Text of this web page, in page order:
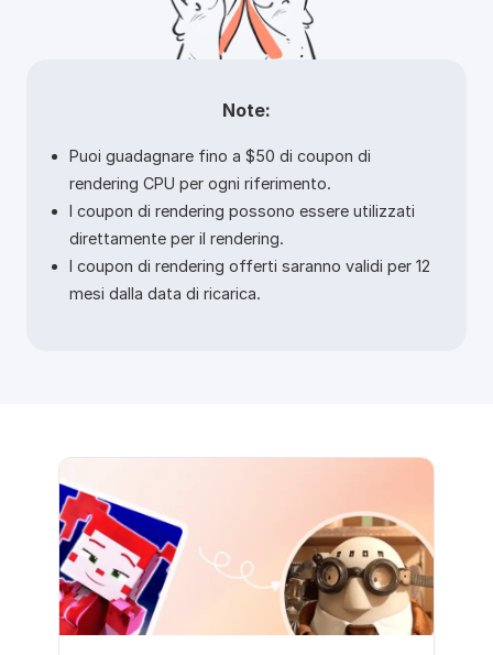
Note:
Puoi guadagnare fino a $50 di coupon di
rendering CPU per ogni riferimento.
I coupon di rendering possono essere utilizzati
direttamente per il rendering.
I coupon di rendering offerti saranno validi per 12
mesi dalla data di ricarica.